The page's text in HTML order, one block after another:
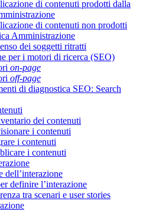
di contenuti prodotti dalla
di contenuti non prodotti
Amministrazione
dei soggetti ritratti
per i motori di ricerca (SEO)
on-page
off-page
di diagnostica SEO: Search
dei contenuti
i contenuti
i contenuti
i contenuti
dell’interazione
definire l’interazione
tra scenari e user stories